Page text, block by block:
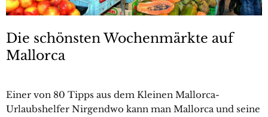
Die schönsten Wochenmärkte auf
Mallorca
Einer von 80 Tipps aus dem Kleinen Mallorca-
Urlaubshelfer Nirgendwo kann man Mallorca und seine